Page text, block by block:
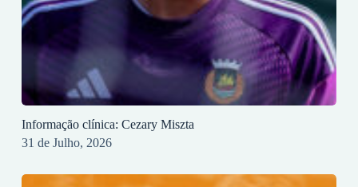
Informação clínica: Cezary Miszta
31 de Julho, 2026